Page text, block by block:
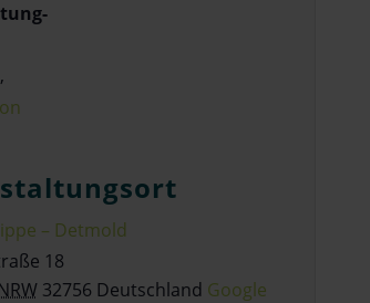
,
– Detmold
18
32756 Deutschland Google